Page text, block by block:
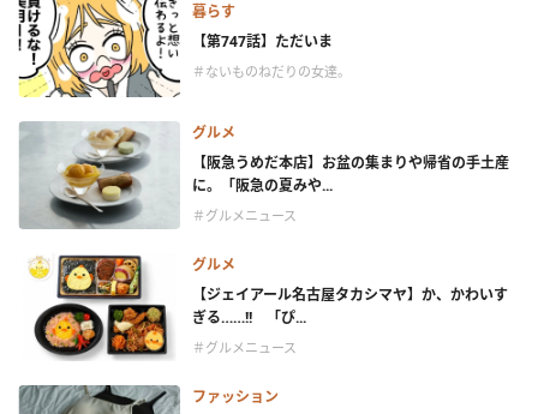
暮らす
【第747話】ただいま
＃ないものねだりの女達。
グルメ
【阪急うめだ本店】お盆の集まりや帰省の手土産
に。「阪急の夏みや...
＃グルメニュース
グルメ
【ジェイアール名古屋タカシマヤ】か、かわいす
ぎる……!! 「ぴ...
＃グルメニュース
ファッション